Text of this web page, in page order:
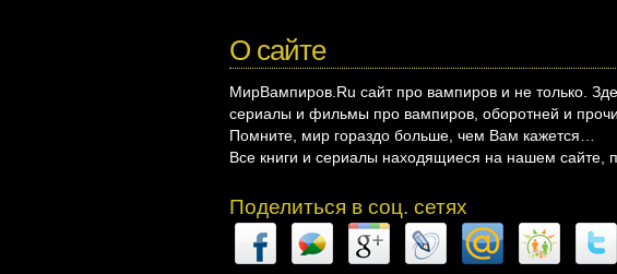
О сайте
МирВампиров.Ru сайт про вампиров и не только.
сериалы и фильмы про вампиров, оборотней и
Помните, мир гораздо больше, чем Вам кажется…
Все книги и сериалы находящиеся на нашем сайте,
Поделиться в соц. сетях